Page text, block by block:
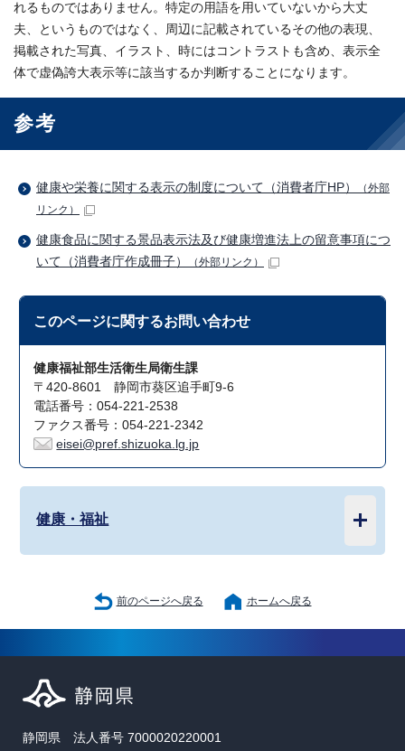
れるものではありません。特定の用語を用いていないから大丈
夫、というものではなく、周辺に記載されているその他の表現、
掲載された写真、イラスト、時にはコントラストも含め、表示全
体で虚偽誇大表示等に該当するか判断することになります。
参考
健康や栄養に関する表示の制度について（消費者庁HP）
（外部
リンク）
健康食品に関する景品表示法及び健康増進法上の留意事項につ
いて（消費者庁作成冊子）
（外部リンク）
このページに関するお問い合わせ
健康福祉部生活衛生局衛生課
〒420-8601 静岡市葵区追手町9-6
電話番号：054-221-2538
ファクス番号：054-221-2342
eisei@pref.shizuoka.lg.jp
健康・福祉
前のページへ戻る ホームへ戻る
静岡県 法人番号 7000020220001